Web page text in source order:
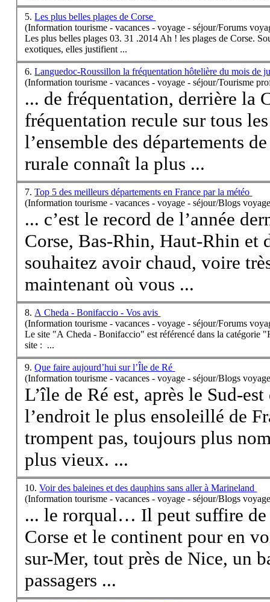
5.Les plus belles plages de Corse
(Information tourisme - vacances - voyage - séjour/Forums
Les plus belles plages 03. 31 .2014 Ah ! les plages deCorse.
exotiques, elles justifient ...
6.Languedoc-Roussillon la fréquentation hôtelière du mois de
(Information tourisme - vacances - voyage - séjour/Tourisme
... de fréquentation, derrière la
fréquentation recule sur tous
l’ensemble des départements
rurale connaît la plus ...
7.Top 5 des meilleurs départements en France par la météo
(Information tourisme - vacances - voyage - séjour/Blogs
... c’est le record de l’année
Corse, Bas-Rhin, Haut-Rhin et
souhaitez avoir chaud, voire
maintenant où vous ...
8. A Cheda - Bonifaccio - Vos avis
(Information tourisme - vacances - voyage - séjour/Forums
Le site "A Cheda - Bonifaccio" est référencé dans la catégorie
site : ...
9.Que faire aujourd’hui sur l’Île de Ré
(Information tourisme - vacances - voyage - séjour/Blogs
L’île de Ré est, après le Sud-
l’endroit le plus ensoleillé de
trompent pas, toujours plus
plus vieux. ...
10.Voir des baleines et des dauphins sans aller à Marineland
(Information tourisme - vacances - voyage - séjour/Blogs
... le rorqual… Il peut suffire de
Corse et le continent pour en
sur-Mer, tout près de Nice, un
passagers ...